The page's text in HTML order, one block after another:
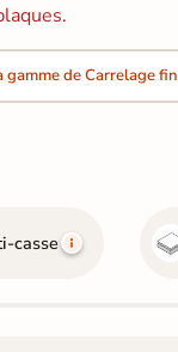
gamme de Carrelage fin
casse